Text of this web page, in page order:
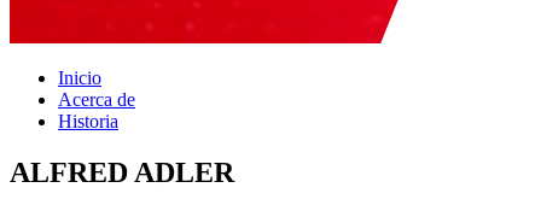
Inicio
Acerca de
Historia
ALFRED ADLER